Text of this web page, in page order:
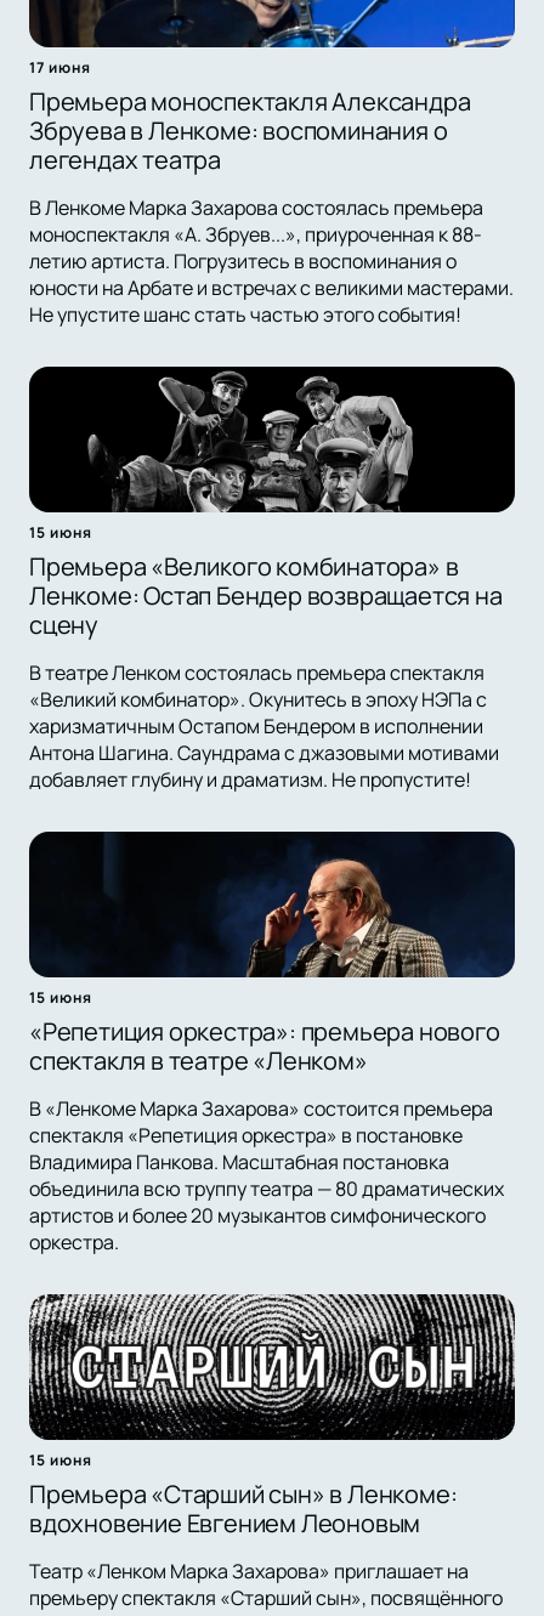
17 июня
Премьера моноспектакля Александра
Збруева в Ленкоме: воспоминания о
легендах театра
В Ленкоме Марка Захарова состоялась премьера
моноспектакля «А. Збруев...», приуроченная к 88-
летию артиста. Погрузитесь в воспоминания о
юности на Арбате и встречах с великими мастерами.
Не упустите шанс стать частью этого события!
15 июня
Премьера «Великого комбинатора» в
Ленкоме: Остап Бендер возвращается на
сцену
В театре Ленком состоялась премьера спектакля
«Великий комбинатор». Окунитесь в эпоху НЭПа с
харизматичным Остапом Бендером в исполнении
Антона Шагина. Саундрама с джазовыми мотивами
добавляет глубину и драматизм. Не пропустите!
15 июня
«Репетиция оркестра»: премьера нового
спектакля в театре «Ленком»
В «Ленкоме Марка Захарова» состоится премьера
спектакля «Репетиция оркестра» в постановке
Владимира Панкова. Масштабная постановка
объединила всю труппу театра — 80 драматических
артистов и более 20 музыкантов симфонического
оркестра.
15 июня
Премьера «Старший сын» в Ленкоме:
вдохновение Евгением Леоновым
Театр «Ленком Марка Захарова» приглашает на
премьеру спектакля «Старший сын», посвящённого